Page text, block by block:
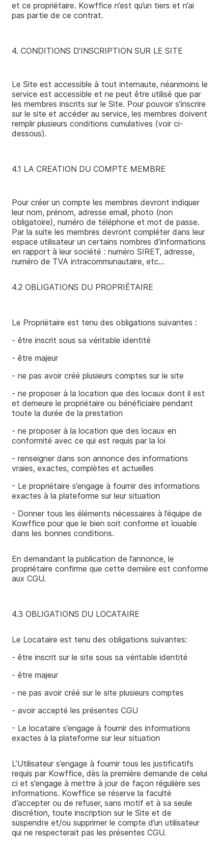
et ce propriétaire. Kowffice n’est qu’un tiers et n’ai
pas partie de ce contrat.
4. CONDITIONS D’INSCRIPTION SUR LE SITE
Le Site est accessible à tout internaute, néanmoins le
service est accessible et ne peut être utilisé que par
les membres inscrits sur le Site. Pour pouvoir s’inscrire
sur le site et accéder au service, les membres doivent
remplir plusieurs conditions cumulatives (voir ci-
dessous).
4.1 LA CREATION DU COMPTE MEMBRE
Pour créer un compte les membres devront indiquer
leur nom, prénom, adresse email, photo (non
obligatoire), numéro de téléphone et mot de passe.
Par la suite les membres devront compléter dans leur
espace utilisateur un certains nombres d’informations
en rapport à leur société : numéro SIRET, adresse,
numéro de TVA intracommunautaire, etc…
4.2 OBLIGATIONS DU PROPRIÉTAIRE
Le Propriétaire est tenu des obligations suivantes :
- être inscrit sous sa véritable identité
- être majeur
- ne pas avoir créé plusieurs comptes sur le site
- ne proposer à la location que des locaux dont il est
et demeure le propriétaire ou bénéficiaire pendant
toute la durée de la prestation
- ne proposer à la location que des locaux en
conformité avec ce qui est requis par la loi
- renseigner dans son annonce des informations
vraies, exactes, complètes et actuelles
- Le propriétaire s’engage à fournir des informations
exactes à la plateforme sur leur situation
- Donner tous les éléments nécessaires à l’équipe de
Kowffice pour que le bien soit conforme et louable
dans les bonnes conditions.
En demandant la publication de l’annonce, le
propriétaire confirme que cette dernière est conforme
aux CGU.
4.3 OBLIGATIONS DU LOCATAIRE
Le Locataire est tenu des obligations suivantes:
- être inscrit sur le site sous sa véritable identité
- être majeur
- ne pas avoir créé sur le site plusieurs comptes
- avoir accepté les présentes CGU
- Le locataire s’engage à fournir des informations
exactes à la plateforme sur leur situation
L’Utilisateur s’engage à fournir tous les justificatifs
requis par Kowffice, dès la première demande de celui
­ci et s’engage à mettre à jour de façon régulière ses
informations. Kowffice se réserve la faculté
d’accepter ou de refuser, sans motif et à sa seule
discrétion, toute inscription sur le Site et de
suspendre et/ou supprimer le compte d’un utilisateur
qui ne respecterait pas les présentes CGU.